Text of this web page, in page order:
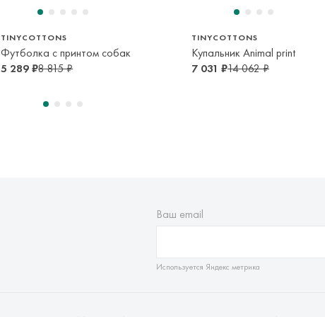
TINYCOTTONS
Футболка с принтом собак
5 289 ₽8 815 ₽
TINYCOTTONS
Купальник Animal print
7 031 ₽14 062 ₽
Ваш email
Используется Яндекс метрика